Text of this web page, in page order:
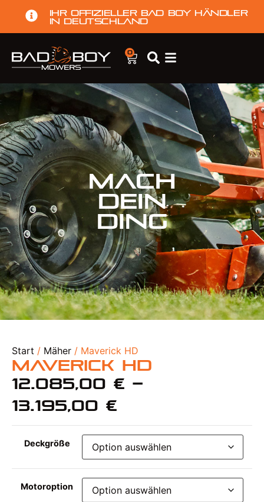
Ihr offizieller Bad Boy Händler
in Deutschland
0
MACH
DEIN
DING
Start / Mäher / Maverick HD
Maverick HD
12.085,00 € –
13.195,00 €
Deckgröße
Motoroption